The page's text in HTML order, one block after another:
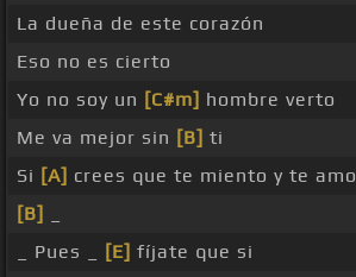
La dueña de este corazón
Eso no es cierto
Yo no soy un [C#m] hombre verto
Me va mejor sin [B] ti
Si [A] crees que te miento y te amo
[B]
_ Pues _
[E] fíjate que si